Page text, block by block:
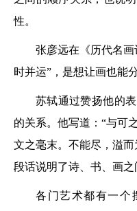
性。
张彦远在《历代名
时并运”，是想让画也能
苏轼通过赞扬他的
的关系。他写道：“与可
文之毫末。不能尽，溢
段话说明了诗、书、画之
各门艺术都有一个